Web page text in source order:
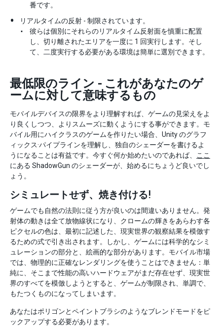
番です。
リアルタイムの反射 - 制限されています。
彼らは個別にそれらのリアルタイム反射面を慎重に配置
し、切り離されたエリアを一度に 1 回実行します。そし
て、二度実行する必要がある環境は簡単に選別できます。
最低限のライン - これがあなたのゲ
ームに対して意味するもの
モバイルデバイスの限界をより理解すれば、ゲームの見栄えをよ
り良くしつつ、よりスムーズに動くようにする事ができます。モ
バイル用にハイクラスのゲームを作りたい場合、Unity のグラフ
ィックス·パイプラインを理解し、独自のシェーダーを書けるよ
うになることは有益です。今すぐ何か始めたいのであれば、
ここ
にある ShadowGun のシェーダーが、始めるにちょうど良いでし
ょう。
シミュレートせず、焼き付ける!
ゲームでも自然の法則に従う方が良いのは間違いありません。発
射体の動きは全て放物線状になり、クロームの輝きをあらわす各
ピクセルの色は、最初に記述した、現実世界の観察結果を模倣す
るための式で引き出されます。しかし、ゲームには科学的なシミ
ュレーションの部分と、絵画的な部分があります。モバイル市場
では、物理的に正確なレンダリングを使うことはできません：単
純に、そこまで性能の高いハードウェアがまだ存在せず、現実世
界のすべてを模倣しようとすると、ゲームが制限され、単調で、
もたつくものになってしまいます。
あなたはポリゴンとペイントブラシのようなブレンドモードをピ
ックアップする必要があります。